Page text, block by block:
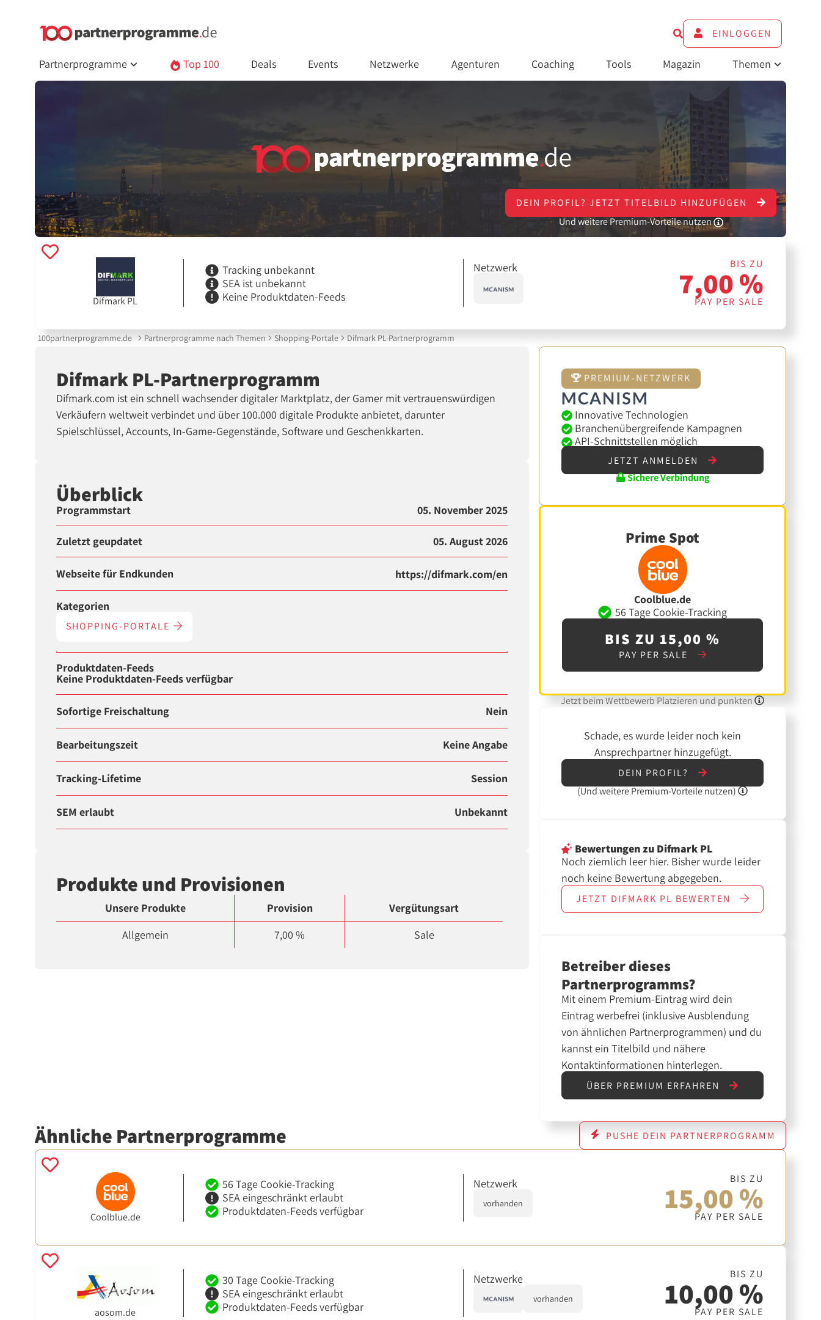
EINLOGGEN
Partnerprogramme Top 100 Deals Events Netzwerke Agenturen Coaching Tools Magazin Themen
DEIN PROFIL? JETZT TITELBILD HINZUFÜGEN
Und weitere Premium-Vorteile nutzen
Difmark PL
Tracking unbekannt
SEA ist unbekannt
Keine Produktdaten-Feeds
Netzwerk BIS ZU
7,00 %
PAY PER SALE
100partnerprogramme.de Partnerprogramme nach Themen Shopping-Portale Difmark PL-Partnerprogramm
Difmark PL-Partnerprogramm
Difmark.com ist ein schnell wachsender digitaler Marktplatz, der Gamer mit vertrauenswürdigen
Verkäufern weltweit verbindet und über 100.000 digitale Produkte anbietet, darunter
Spielschlüssel, Accounts, In-Game-Gegenstände, Software und Geschenkkarten.
Überblick
Programmstart 05. November 2025
Zuletzt geupdatet 05. August 2026
Webseite für Endkunden https://difmark.com/en
Kategorien
SHOPPING-PORTALE
Produktdaten-Feeds
Keine Produktdaten-Feeds verfügbar
Sofortige Freischaltung Nein
Bearbeitungszeit Keine Angabe
Tracking-Lifetime Session
SEM erlaubt Unbekannt
Produkte und Provisionen
Unsere Produkte Provision
Vergütungsart
Allgemein
7,00 % Sale
PREMIUM-NETZWERK
Innovative Technologien
Branchenübergreifende Kampagnen
API-Schnittstellen möglich
JETZT ANMELDEN
Sichere Verbindung
Prime Spot
Coolblue.de
56 Tage Cookie-Tracking
BIS ZU 15,00 %
PAY PER SALE
Jetzt beim Wettbewerb Platzieren und punkten
Schade, es wurde leider noch kein
Ansprechpartner hinzugefügt.
DEIN PROFIL?
(UndweiterePremium-Vorteile nutzen)
Bewertungenzu Difmark PL
Noch ziemlich leer hier. Bisher wurde leider
noch keine Bewertung abgegeben.
JETZT DIFMARK PL BEWERTEN
Betreiber dieses
Partnerprogramms?
Mit einem Premium-Eintrag wird dein
Eintrag werbefrei (inklusive Ausblendung
von ähnlichen Partnerprogrammen) und du
kannst ein Titelbild und nähere
Kontaktinformationen hinterlegen.
ÜBER PREMIUM ERFAHREN
Ähnliche Partnerprogramme PUSHE DEIN PARTNERPROGRAMM
Coolblue.de
56 Tage Cookie-Tracking
SEA eingeschränkt erlaubt
Produktdaten-Feeds verfügbar
Netzwerk
vorhanden
BIS ZU
15,00 %
PAY PER SALE
aosom.de
30 Tage Cookie-Tracking
SEA eingeschränkt erlaubt
Produktdaten-Feeds verfügbar
Netzwerke
vorhanden
BIS ZU
10,00 %
PAY PER SALE